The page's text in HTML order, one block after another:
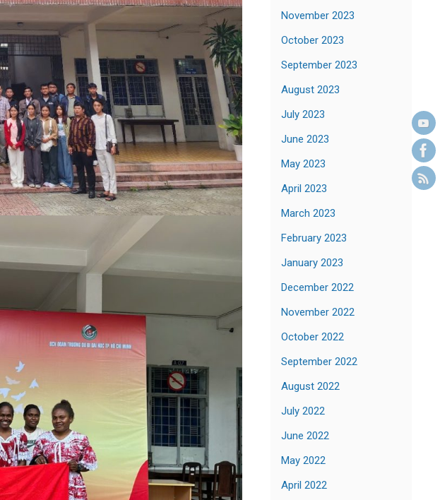
November 2023
October 2023
September 2023
August 2023
July 2023
June 2023
May 2023
April 2023
March 2023
February 2023
January 2023
December 2022
November 2022
October 2022
September 2022
August 2022
July 2022
June 2022
May 2022
April 2022